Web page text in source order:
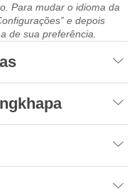
Para mudar o idioma da
e depois
de sua preferência.